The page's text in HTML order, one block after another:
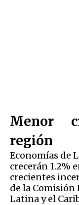
Menor
región
Economías de
crecerán 1.2%
crecientes
de la Comisión
Latina y el